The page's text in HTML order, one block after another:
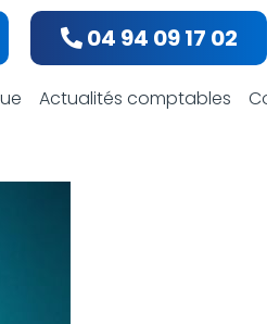
04 94 09 17 02
Actualités comptables